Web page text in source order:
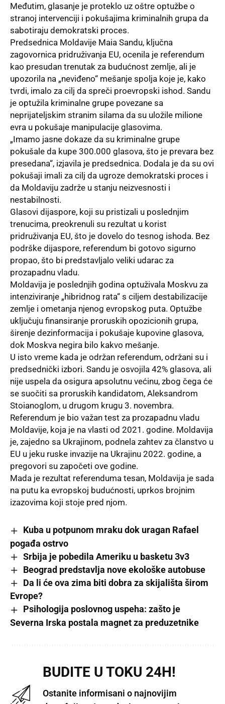
Međutim, glasanje je proteklo uz oštre optužbe o
stranoj intervenciji i pokušajima kriminalnih grupa da
sabotiraju demokratski proces.
Predsednica Moldavije Maia Sandu, ključna
zagovornica pridruživanja EU, ocenila je referendum
kao presudan trenutak za budućnost zemlje, ali je
upozorila na „neviđeno“ mešanje spolja koje je, kako
tvrdi, imalo za cilj da spreči proevropski ishod. Sandu
je optužila kriminalne grupe povezane sa
neprijateljskim stranim silama da su uložile milione
evra u pokušaje manipulacije glasovima.
„Imamo jasne dokaze da su kriminalne grupe
pokušale da kupe 300.000 glasova, što je prevara bez
presedana“, izjavila je predsednica. Dodala je da su ovi
pokušaji imali za cilj da ugroze demokratski proces i
da Moldaviju zadrže u stanju neizvesnosti i
nestabilnosti.
Glasovi dijaspore, koji su pristizali u poslednjim
trenucima, preokrenuli su rezultat u korist
pridruživanja EU, što je dovelo do tesnog ishoda. Bez
podrške dijaspore, referendum bi gotovo sigurno
propao, što bi predstavljalo veliki udarac za
prozapadnu vladu.
Moldavija je poslednjih godina optuživala Moskvu za
intenziviranje „hibridnog rata“ s ciljem destabilizacije
zemlje i ometanja njenog evropskog puta. Optužbe
uključuju finansiranje proruskih opozicionih grupa,
širenje dezinformacija i pokušaje kupovine glasova,
dok Moskva negira bilo kakvo mešanje.
U isto vreme kada je održan referendum, održani su i
predsednički izbori. Sandu je osvojila 42% glasova, ali
nije uspela da osigura apsolutnu većinu, zbog čega će
se suočiti sa proruskih kandidatom, Aleksandrom
Stoianoglom, u drugom krugu 3. novembra.
Referendum je bio važan test za prozapadnu vladu
Moldavije, koja je na vlasti od 2021. godine. Moldavija
je, zajedno sa Ukrajinom, podnela zahtev za članstvo u
EU u jeku ruske invazije na Ukrajinu 2022. godine, a
pregovori su započeti ove godine.
Mada je rezultat referenduma tesan, Moldavija je sada
na putu ka evropskoj budućnosti, uprkos brojnim
izazovima koji stoje pred njom.
Kuba u potpunom mraku dok uragan Rafael
pogađa ostrvo
Srbija je pobedila Ameriku u basketu 3v3
Beograd predstavlja nove ekološke autobuse
Da li će ova zima biti dobra za skijališta širom
Evrope?
Psihologija poslovnog uspeha: zašto je
Severna Irska postala magnet za preduzetnike
BUDITE U TOKU 24H!
Ostanite informisani o najnovijim